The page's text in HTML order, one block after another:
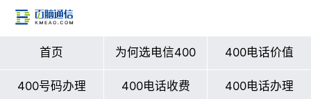
首页 为何选电信400 400电话价值
400号码办理 400电话收费 400电话办理